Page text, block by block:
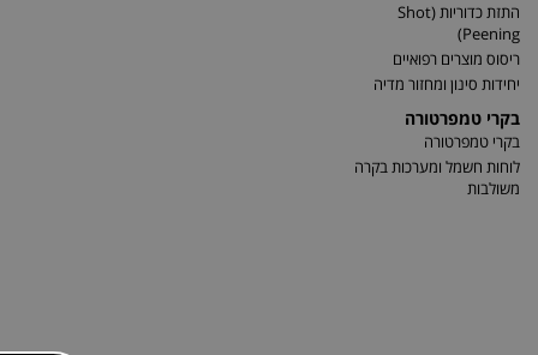
התזת כדוריות (Shot
Peening)
ריסוס מוצרים רפואיים
יחידות סינון ומחזור מדיה
בקרי טמפרטורה
בקרי טמפרטורה
לוחות חשמל ומערכות בקרה
משולבות